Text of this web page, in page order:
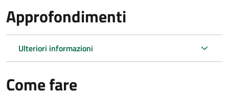
Approfondimenti
Ulteriori informazioni
Come fare